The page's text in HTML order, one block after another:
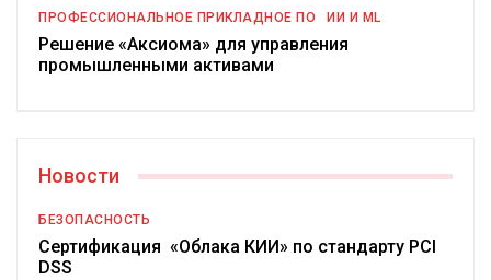
ПРОФЕССИОНАЛЬНОЕ ПРИКЛАДНОЕ ПО ИИ И ML
Решение «Аксиома» для управления
промышленными активами
Новости
БЕЗОПАСНОСТЬ
Сертификация «Облака КИИ» по стандарту PCI
DSS